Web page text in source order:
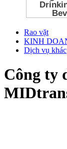
Rao vặt
KINH
Dịch vụ khác
Công ty